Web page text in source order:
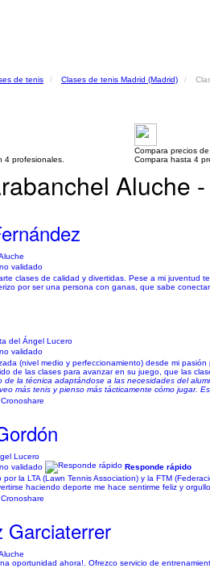
de tenis Clases de tenis Madrid (Madrid)
4 profesionales.
Compara precios
Compara hasta 4
Aluche
validado
clases de calidad y divertidas. Pese a mi
por ser una persona con ganas, que sabe
del Ángel Lucero
validado
(nivel medio y perfeccionamiento) desde mi
de las clases para avanzar en su juego, que las
de la técnica adaptándose a las necesidades del
más tenis y pienso más tácticamente cómo jugar.
Lucero
validado
Responde rápido
la LTA (Lawn Tennis Association) y la FTM
haciendo deporte me hace sentirme feliz y
Garciaterrer
oportunidad ahora!. Ofrezco servicio de